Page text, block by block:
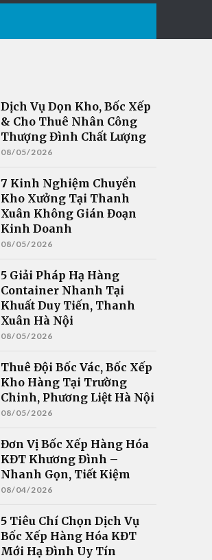
Dịch Vụ Dọn Kho, Bốc Xếp
& Cho Thuê Nhân Công
Thượng Đình Chất Lượng
08/05/2026
7 Kinh Nghiệm Chuyển
Kho Xưởng Tại Thanh
Xuân Không Gián Đoạn
Kinh Doanh
08/05/2026
5 Giải Pháp Hạ Hàng
Container Nhanh Tại
Khuất Duy Tiến, Thanh
Xuân Hà Nội
08/05/2026
Thuê Đội Bốc Vác, Bốc Xếp
Kho Hàng Tại Trường
Chinh, Phương Liệt Hà Nội
08/05/2026
Đơn Vị Bốc Xếp Hàng Hóa
KĐT Khương Đình –
Nhanh Gọn, Tiết Kiệm
08/04/2026
5 Tiêu Chí Chọn Dịch Vụ
Bốc Xếp Hàng Hóa KĐT
Mới Hạ Đình Uy Tín